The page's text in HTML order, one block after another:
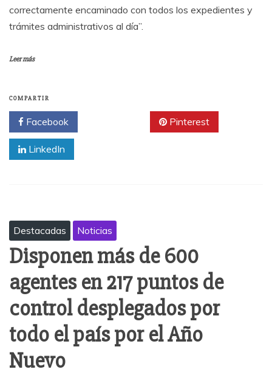
correctamente encaminado con todos los expedientes y
trámites administrativos al día”.
Leer más
COMPARTIR
Facebook Pinterest
LinkedIn
Destacadas Noticias
Disponen más de 600
agentes en 217 puntos de
control desplegados por
todo el país por el Año
Nuevo